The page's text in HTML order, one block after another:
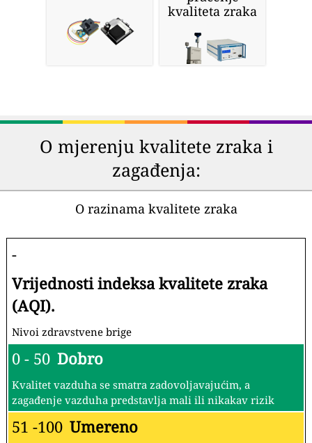
kvaliteta zraka
O mjerenju kvalitete zraka i
zagađenja:
O razinama kvalitete zraka
-
Vrijednosti indeksa kvalitete zraka
(AQI).
Nivoi zdravstvene brige
0 - 50 Dobro
Kvalitet vazduha se smatra zadovoljavajućim, a
zagađenje vazduha predstavlja mali ili nikakav rizik
51 -100 Umereno